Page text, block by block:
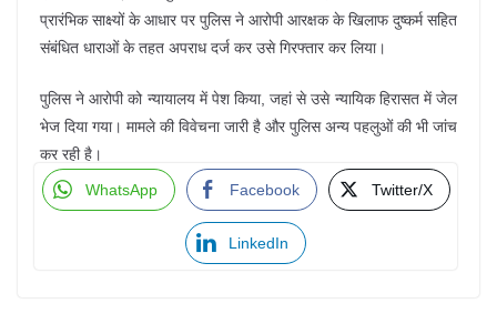
प्रारंभिक साक्ष्यों के आधार पर पुलिस ने आरोपी आरक्षक के खिलाफ दुष्कर्म सहित
संबंधित धाराओं के तहत अपराध दर्ज कर उसे गिरफ्तार कर लिया।
पुलिस ने आरोपी को न्यायालय में पेश किया, जहां से उसे न्यायिक हिरासत में जेल
भेज दिया गया। मामले की विवेचना जारी है और पुलिस अन्य पहलुओं की भी जांच
कर रही है।
WhatsApp
Facebook Twitter/X
LinkedIn